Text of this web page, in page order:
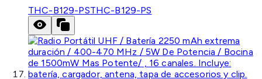
THC-B129-PSTHC-B129-PS